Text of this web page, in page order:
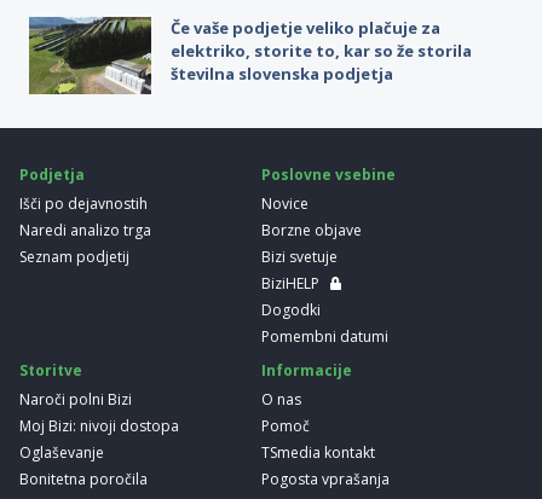
Če vaše podjetje veliko plačuje za
elektriko, storite to, kar so že storila
številna slovenska podjetja
Podjetja
Išči po dejavnostih
Naredi analizo trga
Seznam podjetij
Poslovne vsebine
Novice
Borzne objave
Bizi svetuje
BiziHELP
Dogodki
Pomembni datumi
Storitve
Naroči polni Bizi
Moj Bizi: nivoji dostopa
Oglaševanje
Bonitetna poročila
Informacije
O nas
Pomoč
TSmedia kontakt
Pogosta vprašanja